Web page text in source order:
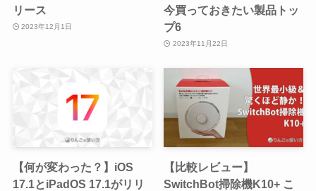
リース
2023年12月1日
今買っておきたい製品トッ
プ6
2023年11月22日
【何が変わった？】iOS
17.1とiPadOS 17.1がリリ
【比較レビュー】
SwitchBot掃除機K10+ こ